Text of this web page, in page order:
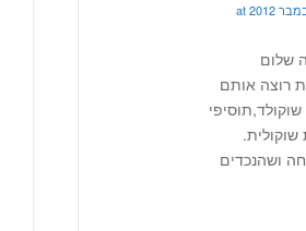
12 בנובמבר 2012 at
שלום
רוצה אותם
ושהנכדים